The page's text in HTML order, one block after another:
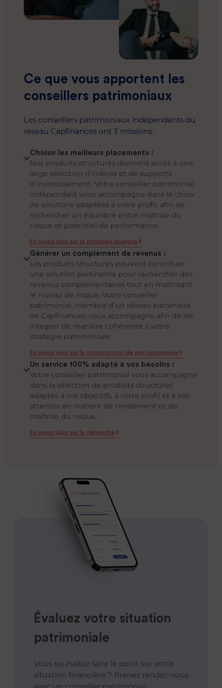
Ce que vous apportent les
conseillers patrimoniaux
Les conseillers patrimoniaux indépendants du
réseau Capfinances ont 3 missions :
Choisir les meilleurs placements :
Nos produits structurés donnent accès à une
large sélection d’indices et de supports
d’investissement. Votre conseiller patrimonial
indépendant vous accompagne dans le choix
de solutions adaptées à votre profil, afin de
rechercher un équilibre entre maîtrise du
risque et potentiel de performance.
En savoir plus sur la stratégie épargne
Générer un complément de revenus :
Les produits structurés peuvent constituer
une solution pertinente pour rechercher des
revenus complémentaires tout en maîtrisant
le niveau de risque. Votre conseiller
patrimonial, membre d’un réseau partenaire
de Capfinances, vous accompagne afin de les
intégrer de manière cohérente à votre
stratégie patrimoniale.
En savoir plus sur la construction de son patrimoine
Un service 100% adapté à vos besoins :
Votre conseiller patrimonial vous accompagne
dans la sélection de produits structurés
adaptés à vos objectifs, à votre profil et à vos
attentes en matière de rendement et de
maîtrise du risque.
En savoir plus sur la démarche
Évaluez votre situation
patrimoniale
Vous souhaitez faire le point sur votre
situation financière ? Prenez rendez-vous
avec un conseiller patrimonial